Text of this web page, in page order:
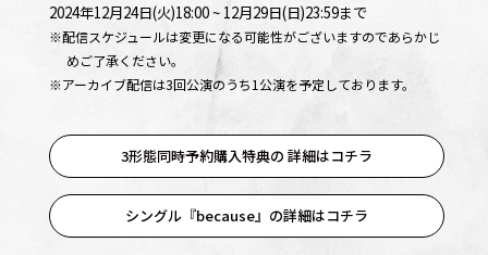
2024年12月24日(火)18:00 ~ 12月29日(日)23:59まで
※配信スケジュールは変更になる可能性がございますのであらかじ
めご了承ください。
※アーカイブ配信は3回公演のうち1公演を予定しております。
3形態同時予約購入特典の 詳細はコチラ
シングル『because』の詳細はコチラ